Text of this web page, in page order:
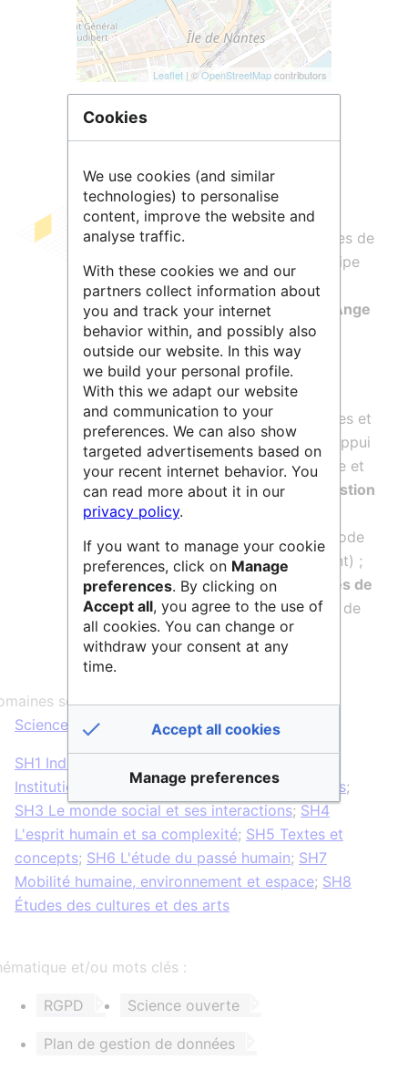
Leaflet | ©OpenStreetMapcontributors
Cecarnetest dédié aux problématiques de
Science ouverte rencontrées par l’équipe
du Pôle numérique de laMaison des
Sciences sociales et des Humanités Ange
Guépin.
Les articles, sont issus des questions
posées au quotidien par les chercheuses et
chercheurs ainsi que les personnels d’appui
et sont le résultat d’une veille technique et
juridique sur les questions liées à la
gestion
des données de recherche
rapport à la réglementation RGPD
, Code
de la propriété intellectuelle notamment) ;
ils constituent une synthèse des textes de
loiet ressources consultés au moment de
leur rédaction.
scientifiques :
Sciences Humaines & Sociales
SH1 Individus, marchés et organisations
Institutions, gouvernance et systèmes juridiques;
SH3 Le monde social et ses interactions; SH4
L'esprit humain et sa complexité; SH5 Textes et
concepts; SH6 L'étude du passé humain; SH7
Mobilité humaine, environnement et espace; SH8
Études des cultures et des arts
et/ou mots clés :
RGPD Science ouverte
Plan de gestion de données
Cookies
We use cookies (and similar
technologies) to personalise
content, improve the website and
analyse traffic.
With these cookies we and our
partners collect information about
you and track your internet
behavior within, and possibly also
outside our website. In this way
we build your personal profile.
With this we adapt our website
and communication to your
preferences. We can also show
targeted advertisements based on
your recent internet behavior. You
can read more about it in our
privacy policy.
If you want to manage your cookie
preferences, click on Manage
preferences. By clicking on
Accept all, you agree to the use of
all cookies. You can change or
withdraw your consent at any
time.
Accept all cookies
Manage preferences